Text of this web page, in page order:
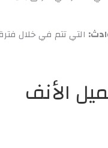
التي تتم في خلال
الأنف